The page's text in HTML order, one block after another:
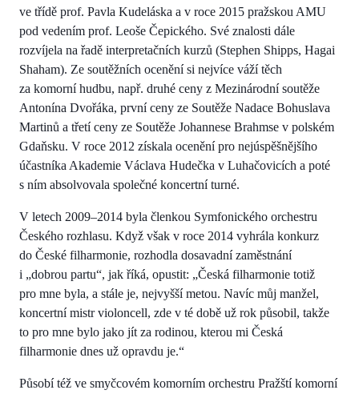
ve třídě prof. Pavla Kudeláska a v roce 2015 pražskou AMU
pod vedením prof. Leoše Čepického. Své znalosti dále
rozvíjela na řadě interpretačních kurzů (Stephen Shipps, Hagai
Shaham). Ze soutěžních ocenění si nejvíce váží těch
za komorní hudbu, např. druhé ceny z Mezinárodní soutěže
Antonína Dvořáka, první ceny ze Soutěže Nadace Bohuslava
Martinů a třetí ceny ze Soutěže Johannese Brahmse v polském
Gdaňsku. V roce 2012 získala ocenění pro nejúspěšnějšího
účastníka Akademie Václava Hudečka v Luhačovicích a poté
s ním absolvovala společné koncertní turné.
V letech 2009–2014 byla členkou Symfonického orchestru
Českého rozhlasu. Když však v roce 2014 vyhrála konkurz
do České filharmonie, rozhodla dosavadní zaměstnání
i „dobrou partu“, jak říká, opustit: „Česká filharmonie totiž
pro mne byla, a stále je, nejvyšší metou. Navíc můj manžel,
koncertní mistr violoncell, zde v té době už rok působil, takže
to pro mne bylo jako jít za rodinou, kterou mi Česká
filharmonie dnes už opravdu je.“
Působí též ve smyčcovém komorním orchestru Pražští komorní